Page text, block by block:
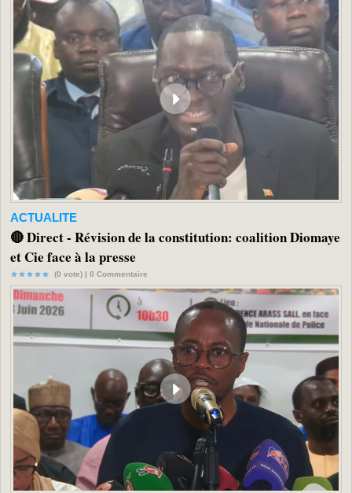
ACTUALITE
🔴 Direct - Révision de la constitution: coalition Diomaye
et Cie face à la presse
(0 vote) | 0 Commentaire